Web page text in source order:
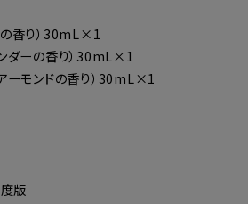
の香り）30mL×1
ンダーの香り）30mL×1
ーモンドの香り）30mL×1
版